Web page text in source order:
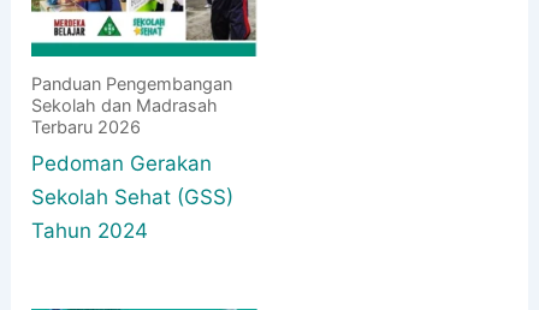
Panduan Pengembangan
Sekolah dan Madrasah
Terbaru 2026
Pedoman Gerakan
Sekolah Sehat (GSS)
Tahun 2024